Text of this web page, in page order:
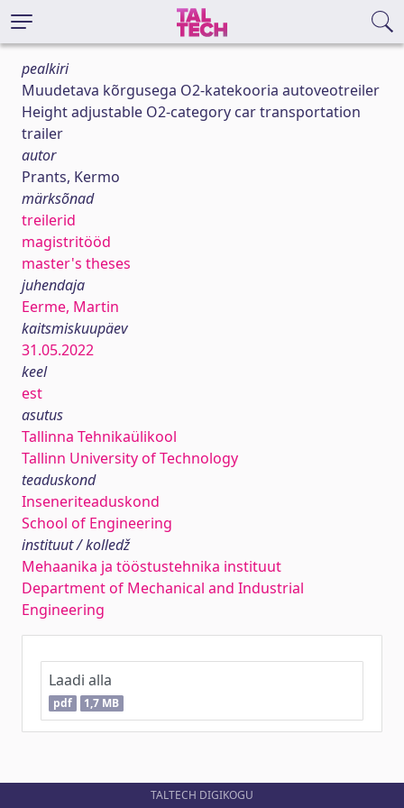
pealkiri
Muudetava kõrgusega O2-katekooria autoveotreiler
Height adjustable O2-category car transportation
trailer
autor
Prants, Kermo
märksõnad
treilerid
magistritööd
master's theses
juhendaja
Eerme, Martin
kaitsmiskuupäev
31.05.2022
keel
est
asutus
Tallinna Tehnikaülikool
Tallinn University of Technology
teaduskond
Inseneriteaduskond
School of Engineering
instituut / kolledž
Mehaanika ja tööstustehnika instituut
Department of Mechanical and Industrial
Engineering
Laadi alla
pdf 1,7 MB
TALTECH DIGIKOGU